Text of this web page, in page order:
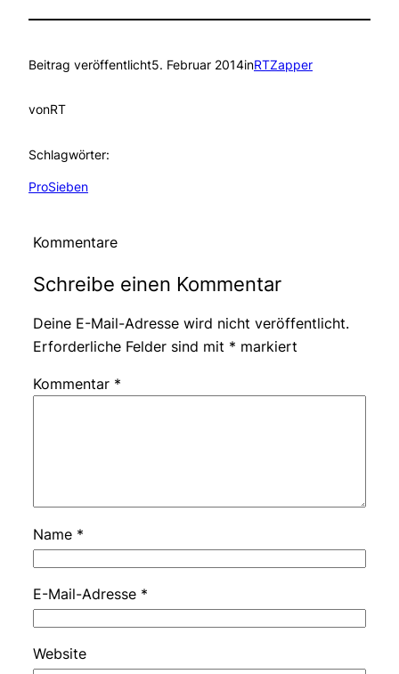
Beitrag veröffentlicht5. Februar 2014inRTZapper
vonRT
Schlagwörter:
ProSieben
Kommentare
Schreibe einen Kommentar
Deine E-Mail-Adresse wird nicht veröffentlicht.
Erforderliche Felder sind mit * markiert
Kommentar *
Name *
E-Mail-Adresse *
Website